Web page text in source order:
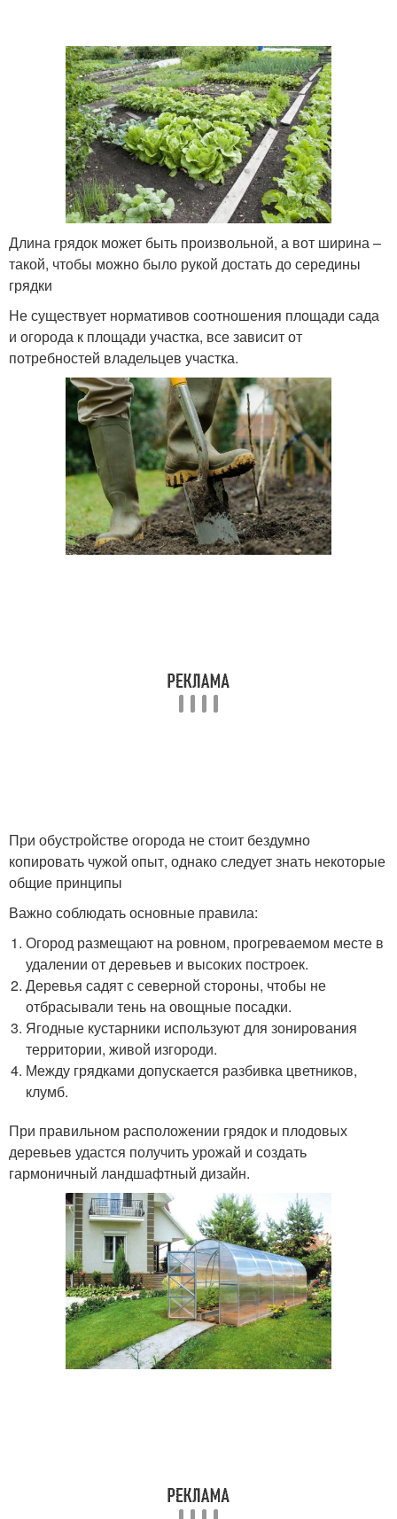
Длина грядок может быть произвольной, а вот ширина –
такой, чтобы можно было рукой достать до середины
грядки
Не существует нормативов соотношения площади сада
и огорода к площади участка, все зависит от
потребностей владельцев участка.
При обустройстве огорода не стоит бездумно
копировать чужой опыт, однако следует знать некоторые
общие принципы
Важно соблюдать основные правила:
Огород размещают на ровном, прогреваемом месте в
удалении от деревьев и высоких построек.
Деревья садят с северной стороны, чтобы не
отбрасывали тень на овощные посадки.
Ягодные кустарники используют для зонирования
территории, живой изгороди.
Между грядками допускается разбивка цветников,
клумб.
При правильном расположении грядок и плодовых
деревьев удастся получить урожай и создать
гармоничный ландшафтный дизайн.